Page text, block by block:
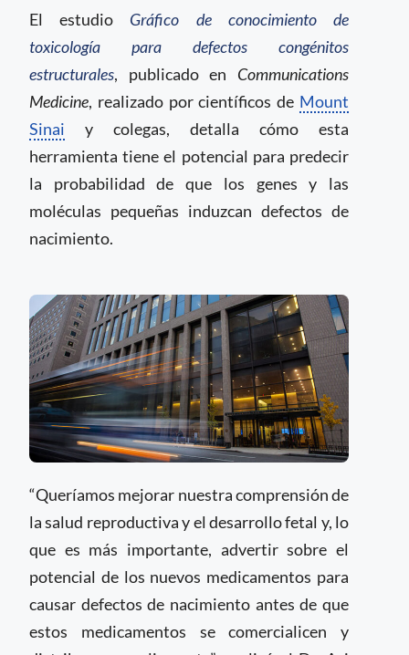
El estudio Gráfico de conocimiento de
toxicología para defectos congénitos
estructurales, publicado en Communications
Medicine, realizado por científicos de Mount
Sinai y colegas, detalla cómo esta
herramienta tiene el potencial para predecir
la probabilidad de que los genes y las
moléculas pequeñas induzcan defectos de
nacimiento.
“Queríamos mejorar nuestra comprensión de
la salud reproductiva y el desarrollo fetal y, lo
que es más importante, advertir sobre el
potencial de los nuevos medicamentos para
causar defectos de nacimiento antes de que
estos medicamentos se comercialicen y